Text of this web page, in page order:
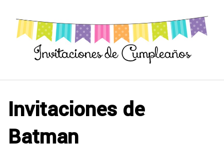
contenido
Invitaciones de
Batman